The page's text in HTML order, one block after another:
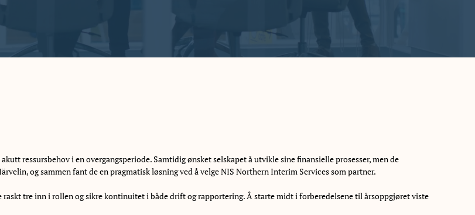
ressursbehov i en overgangsperiode. Samtidig ønsket selskapet å utvikle sine finansielle prosesser, men de
og sammen fant de en pragmatisk løsning ved å velge NIS Northern Interim Services som partner.
raskt tre inn i rollen og sikre kontinuitet i både drift og rapportering. Å starte midt i forberedelsene til årsoppgjøret viste